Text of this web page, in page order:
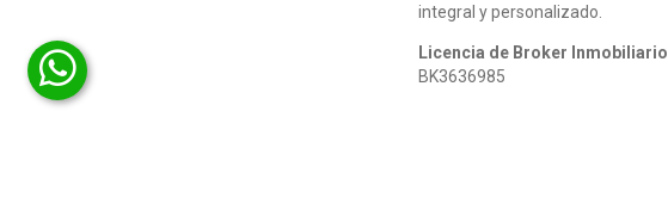
integral y personalizado.
Licencia de Broker Inmobiliario
BK3636985